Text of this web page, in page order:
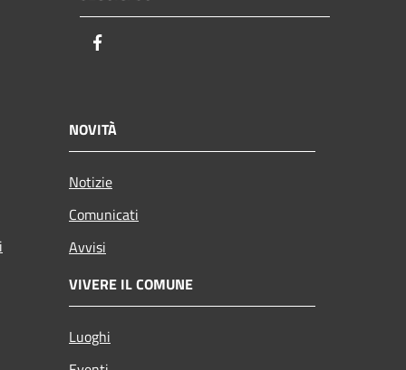
NOVITÀ
Notizie
Comunicati
Avvisi
VIVERE IL COMUNE
Luoghi